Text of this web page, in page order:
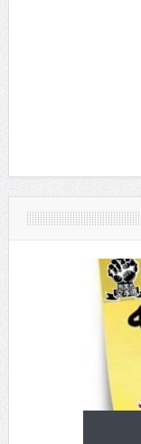
اطلاعیه آزمون دان ۴ به